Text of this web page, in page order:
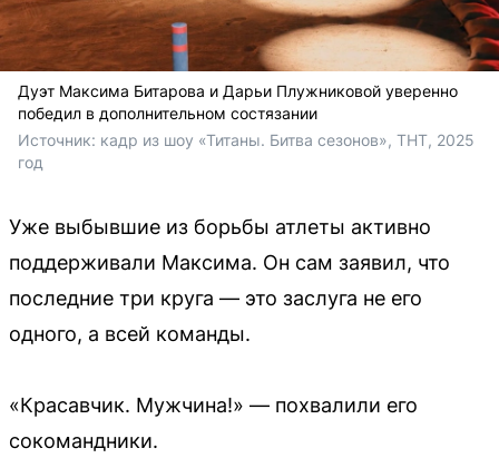
Дуэт Максима Битарова и Дарьи Плужниковой уверенно
победил в дополнительном состязании
Источник: кадр из шоу «Титаны. Битва сезонов», ТНТ, 2025
год
Уже выбывшие из борьбы атлеты активно
поддерживали Максима. Он сам заявил, что
последние три круга — это заслуга не его
одного, а всей команды.
«Красавчик. Мужчина!» — похвалили его
сокомандники.